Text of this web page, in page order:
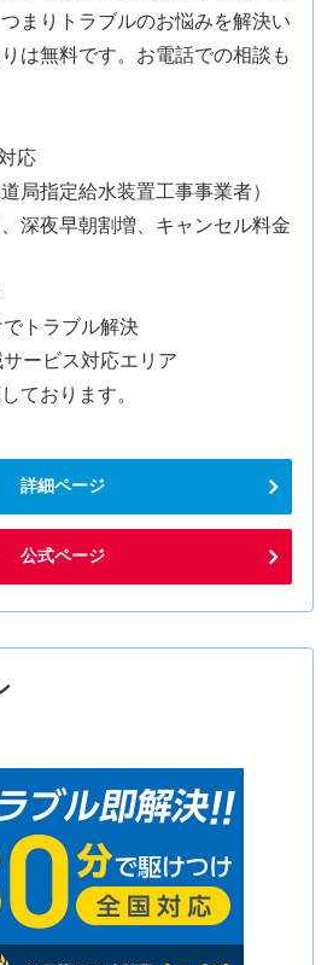
まりトラブルのお悩みを解決い
は無料です。お電話での相談も
応
局指定給水装置工事事業者）
深夜早朝割増、キャンセル料金
でトラブル解決
ービス対応エリア
ております。
詳細ページ
公式ページ